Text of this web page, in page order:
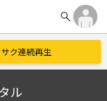
search
ク連続再生
ル